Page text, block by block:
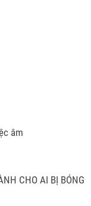
âm
CHO AI BỊ BÓNG